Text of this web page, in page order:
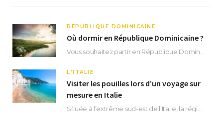
RÉPUBLIQUE DOMINICAINE
Où dormir en République Dominicaine ?
L'ITALIE
Visiter les pouilles lors d’un voyage sur
mesure en Italie